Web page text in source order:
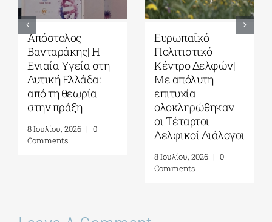
Ευρωπαϊκό
Πολιτιστικό
Κέντρο Δελφών|
Με απόλυτη
επιτυχία
ολοκληρώθηκαν
Δελφικοί Διάλογοι
Ευρωπαϊκό
Πολιτιστικό
Κέντρο Δελφών|
Δελφική
Ακαδημία
Ευρωπαϊκών
Σπουδών| 19-31
Ιουλίου 2026
16 Ιουλίου, 2026 | 0
Comments